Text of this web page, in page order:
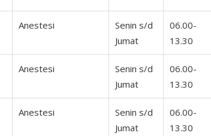
Anestesi
Senin s/d
Jumat
06.00-
13.30
Anestesi
Senin s/d
Jumat
06.00-
13.30
Anestesi
Senin s/d
Jumat
06.00-
13.30